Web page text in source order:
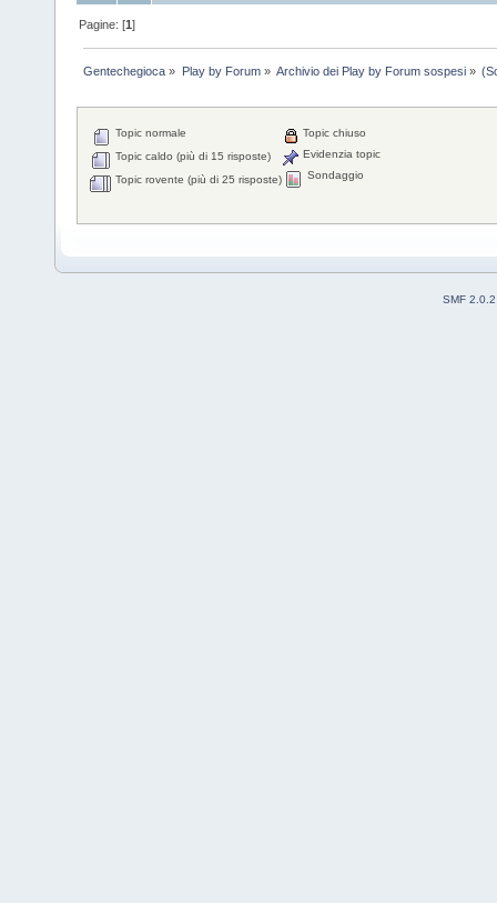
Pagine: [1]
Gentechegioca » Play by Forum» Archivio dei Play by Forum sospesi»
Topic normale
Topic caldo (più di 15 risposte)
Topic rovente (più di 25 risposte)
Topic chiuso
Evidenzia topic
Sondaggio
SMF 2.0.2